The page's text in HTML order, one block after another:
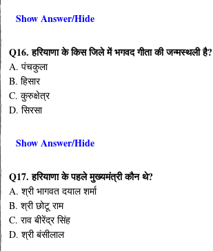
Show Answer/Hide
Q16. हरियाणा के किस जिले में भगवद गीता की जन्मस्थली है?
A. पंचकुला
B. हिसार
C. कुरुक्षेत्र
D. सिरसा
Show Answer/Hide
Q17. हरियाणा के पहले मुख्यमंत्री कौन थे?
A. श्री भागवत दयाल शर्मा
B. श्री छोटू राम
C. राव बीरेंद्र सिंह
D. श्री बंसीलाल